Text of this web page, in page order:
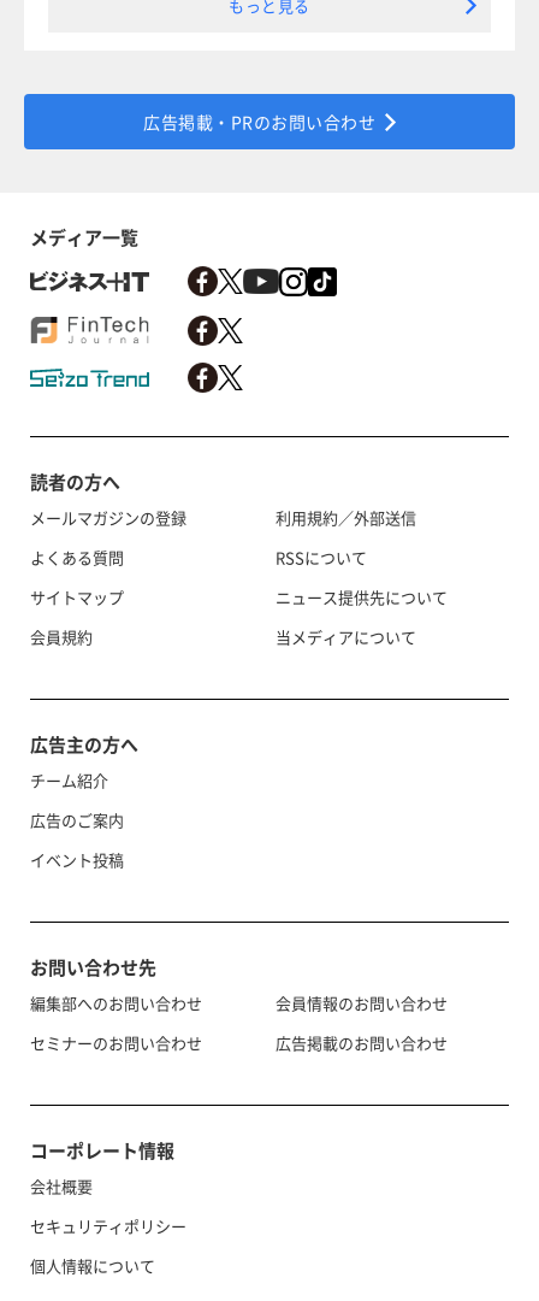
もっと見る
広告掲載・PRのお問い合わせ
メディア一覧
読者の方へ
メールマガジンの登録
よくある質問
サイトマップ
会員規約
利用規約／外部送信
RSSについて
ニュース提供先について
当メディアについて
広告主の方へ
チーム紹介
広告のご案内
イベント投稿
お問い合わせ先
編集部へのお問い合わせ
セミナーのお問い合わせ
会員情報のお問い合わせ
広告掲載のお問い合わせ
コーポレート情報
会社概要
セキュリティポリシー
個人情報について